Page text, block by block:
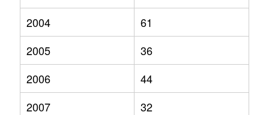
2004
61
2005
36
2006
44
2007
32